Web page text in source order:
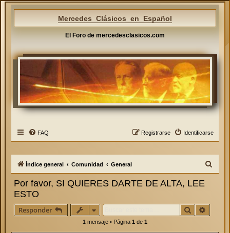
Mercedes Clásicos en Español
El Foro de mercedesclasicos.com
FAQ Identificarse
Registrarse
Índice general Comunidad General
Por favor, SI QUIERES DARTE DE ALTA, LEE
ESTO
Responder Buscar
1 mensaje • Página 1 de 1